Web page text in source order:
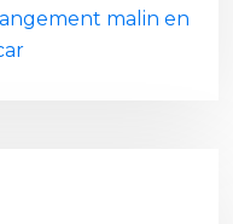
malin en